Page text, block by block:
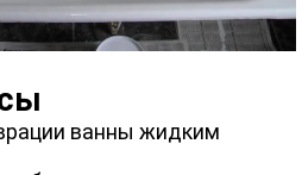
ванны жидким